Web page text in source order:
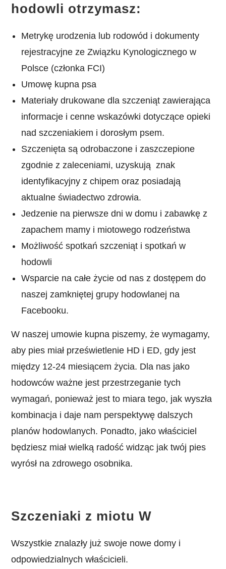
hodowli otrzymasz:
Metrykę urodzenia lub rodowód i dokumenty
rejestracyjne ze Związku Kynologicznego w
Polsce (członka FCI)
Umowę kupna psa
Materiały drukowane dla szczeniąt zawierająca
informacje i cenne wskazówki dotyczące opieki
nad szczeniakiem i dorosłym psem.
Szczenięta są odrobaczone i zaszczepione
zgodnie z zaleceniami, uzyskują znak
identyfikacyjny z chipem oraz posiadają
aktualne świadectwo zdrowia.
Jedzenie na pierwsze dni w domu i zabawkę z
zapachem mamy i miotowego rodzeństwa
Możliwość spotkań szczeniąt i spotkań w
hodowli
Wsparcie na całe życie od nas z dostępem do
naszej zamkniętej grupy hodowlanej na
Facebooku.
W naszej umowie kupna piszemy, że wymagamy,
aby pies miał prześwietlenie HD i ED, gdy jest
między 12-24 miesiącem życia. Dla nas jako
hodowców ważne jest przestrzeganie tych
wymagań, ponieważ jest to miara tego, jak wyszła
kombinacja i daje nam perspektywę dalszych
planów hodowlanych. Ponadto, jako właściciel
będziesz miał wielką radość widząc jak twój pies
wyrósł na zdrowego osobnika.
Szczeniaki z miotu W
Wszystkie znalazły już swoje nowe domy i
odpowiedzialnych właścicieli.